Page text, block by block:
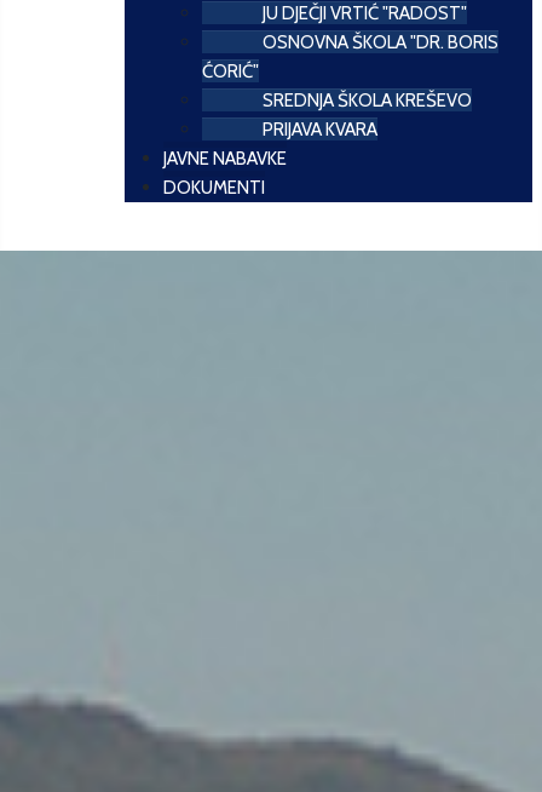
JU DJEČJI VRTIĆ "RADOST"
OSNOVNA ŠKOLA "DR. BORIS
ĆORIĆ"
SREDNJA ŠKOLA KREŠEVO
PRIJAVA KVARA
JAVNE NABAVKE
DOKUMENTI